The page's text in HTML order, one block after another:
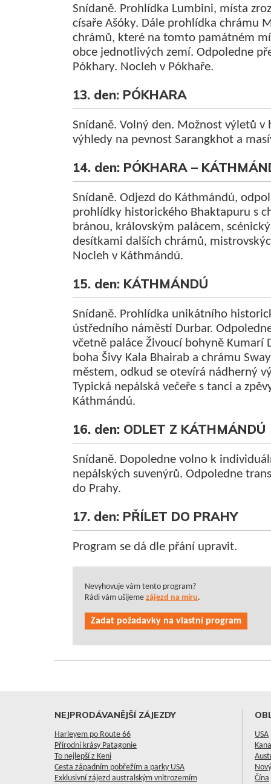
Snídaně. Prohlídka Lumbini, místa
císaře Ašóky. Dále prohlídka chrámu
chrámů, které na tomto památném
obce jednotlivých zemí. Odpoledne
Pókhary. Nocleh v Pókhaře.
13. den: PÓKHARA
Snídaně. Volný den. Možnost výletů v
výhledy na pevnost Sarangkhot a
14. den: PÓKHARA –
Snídaně. Odjezd do Káthmándú,
prohlídky historického Bhaktapuru s
bránou, královským palácem,
desítkami dalších chrámů,
Nocleh v Káthmándú.
15. den: KÁTHMÁNDÚ
Snídaně. Prohlídka unikátního
ústředního náměstí Durbar.
včetně paláce Živoucí bohyně Kumarí
boha Šivy Kala Bhairab a chrámu
městem, odkud se otevírá nádherný
Typická nepálská večeře s tanci a
Káthmándú.
16. den: ODLET Z KÁTHMÁNDÚ
Snídaně. Dopoledne volno k
nepálských suvenýrů. Odpoledne
do Prahy.
17. den: PŘÍLET DO PRAHY
Program se dá dle přání upravit.
Nevyhovuje vám tento program?
Rádi vám ušijeme zájezd na míru.
Zadat požadavky na vlastní program
NEJPRODÁVANĚJŠÍ ZÁJEZDY
Harleyem po Route 66
Přírodní krásy Patagonie
To nejlepší z Keni
Cesta západním pobřežím a parky USA
Exklusivní zájezd australským vnitrozemím
USA
Čína